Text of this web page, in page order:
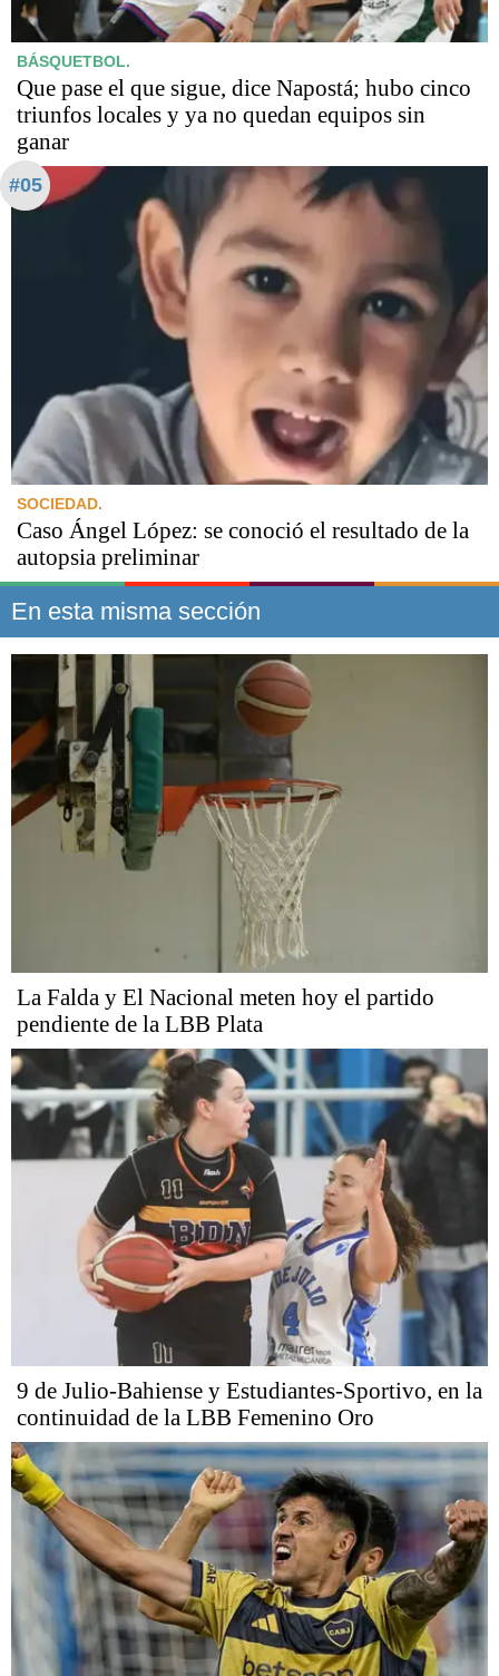
BÁSQUETBOL.
Que pase el que sigue, dice Napostá; hubo cinco
triunfos locales y ya no quedan equipos sin
ganar
#05
SOCIEDAD.
Caso Ángel López: se conoció el resultado de la
autopsia preliminar
En esta misma sección
La Falda y El Nacional meten hoy el partido
pendiente de la LBB Plata
9 de Julio-Bahiense y Estudiantes-Sportivo, en la
continuidad de la LBB Femenino Oro